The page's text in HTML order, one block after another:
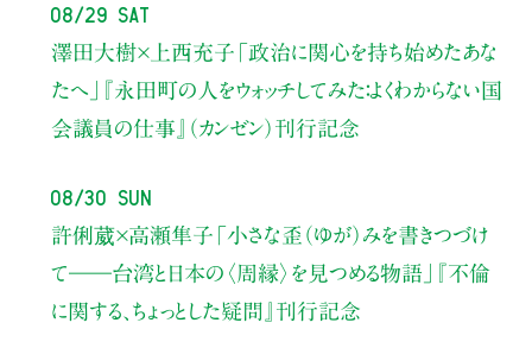
08/29 Sat
澤田大樹×上西充子 「政治に関心を持ち始めたあな
たへ」
『永田町の人をウォッチしてみた：よくわからない国
会議員の仕事』（カンゼン）刊行記念
08/30 Sun
許俐葳×高瀬隼子 「小さな歪（ゆが）みを書きつづけ
て――台湾と日本の〈周縁〉を見つめる物語」
『不倫
に関する、ちょっとした疑問』刊行記念